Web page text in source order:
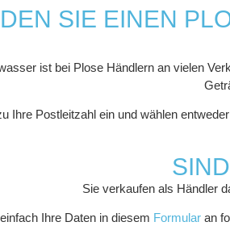
SIE EINEN
ist bei Plose Händlern an vielen
Ihre Postleitzahl ein und wählen
Sie verkaufen als Händler
Ihre Daten in diesem Formularan